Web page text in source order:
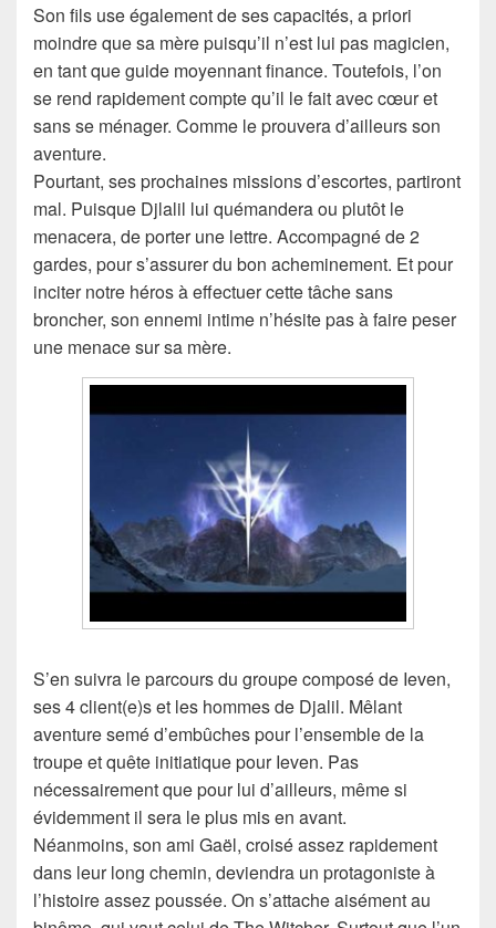
Son fils use également de ses capacités, a priori
moindre que sa mère puisqu’il n’est lui pas magicien,
en tant que guide moyennant finance. Toutefois, l’on
se rend rapidement compte qu’il le fait avec cœur et
sans se ménager. Comme le prouvera d’ailleurs son
aventure.
Pourtant, ses prochaines missions d’escortes, partiront
mal. Puisque Djlalil lui quémandera ou plutôt le
menacera, de porter une lettre. Accompagné de 2
gardes, pour s’assurer du bon acheminement. Et pour
inciter notre héros à effectuer cette tâche sans
broncher, son ennemi intime n’hésite pas à faire peser
une menace sur sa mère.
S’en suivra le parcours du groupe composé de Ieven,
ses 4 client(e)s et les hommes de Djalil. Mêlant
aventure semé d’embûches pour l’ensemble de la
troupe et quête initiatique pour Ieven. Pas
nécessairement que pour lui d’ailleurs, même si
évidemment il sera le plus mis en avant.
Néanmoins, son ami Gaël, croisé assez rapidement
dans leur long chemin, deviendra un protagoniste à
l’histoire assez poussée. On s’attache aisément au